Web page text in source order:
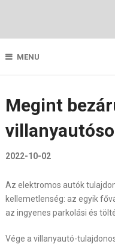
MENU
Megint
2022-10-02
Az elektromos autók
kellemetlenség: az egyik
az ingyenes parkolási és
Vége a villanyautó-